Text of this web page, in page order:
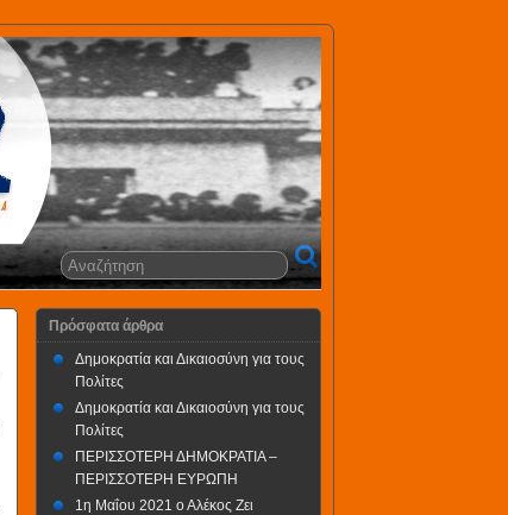
Πρόσφατα άρθρα
Δημοκρατία και Δικαιοσύνη για τους
Πολίτες
Δημοκρατία και Δικαιοσύνη για τους
Πολίτες
ΠΕΡΙΣΣΟΤΕΡΗ ΔΗΜΟΚΡΑΤΙΑ –
ΠΕΡΙΣΣΟΤΕΡΗ ΕΥΡΩΠΗ
1η Μαΐου 2021 ο Αλέκος Ζει